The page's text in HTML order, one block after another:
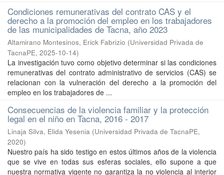
Condiciones remunerativas del contrato CAS y el
derecho a la promoción del empleo en los trabajadores
de las municipalidades de Tacna, año 2023
Altamirano Montesinos, Erick Fabrizio (Universidad Privada de
TacnaPE, 2025-10-14)
La investigación tuvo como objetivo determinar si las condiciones
remunerativas del contrato administrativo de servicios (CAS) se
relacionan con la vulneración del derecho a la promoción del
empleo en los trabajadores de ...
Consecuencias de la violencia familiar y la protección
legal en el niño en Tacna, 2016 - 2017
Linaja Silva, Elida Yesenia (Universidad Privada de TacnaPE,
2020)
Nuestro país ha sido testigo en estos últimos años de la violencia
que se vive en todas sus esferas sociales, ello supone a que
nuestra normativa vigente no garantiza la no violencia al interior